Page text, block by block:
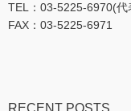
TEL：03-5225-6970(代
FAX：03-5225-6971